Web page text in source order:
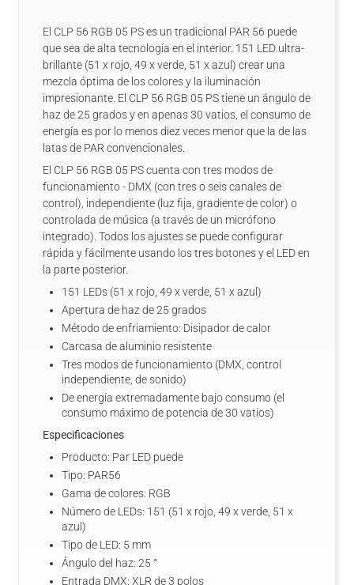
El CLP 56 RGB 05 PS es un tradicional PAR 56 puede
que sea de alta tecnología en el interior. 151 LED ultra-
brillante (51 x rojo, 49 x verde, 51 x azul) crear una
mezcla óptima de los colores y la iluminación
impresionante. El CLP 56 RGB 05 PS tiene un ángulo de
haz de 25 grados y en apenas 30 vatios, el consumo de
energía es por lo menos diez veces menor que la de las
latas de PAR convencionales.
El CLP 56 RGB 05 PS cuenta con tres modos de
funcionamiento - DMX (con tres o seis canales de
control), independiente (luz fija, gradiente de color) o
controlada de música (a través de un micrófono
integrado). Todos los ajustes se puede configurar
rápida y fácilmente usando los tres botones y el LED en
la parte posterior.
151 LEDs (51 x rojo, 49 x verde, 51 x azul)
Apertura de haz de 25 grados
Método de enfriamiento: Disipador de calor
Carcasa de aluminio resistente
Tres modos de funcionamiento (DMX, control
independiente, de sonido)
De energía extremadamente bajo consumo (el
consumo máximo de potencia de 30 vatios)
Especificaciones
Producto: Par LED puede
Tipo: PAR56
Gama de colores: RGB
Número de LEDs: 151 (51 x rojo, 49 x verde, 51 x
azul)
Tipo de LED: 5 mm
Ángulo del haz: 25 °
Entrada DMX: XLR de 3 polos